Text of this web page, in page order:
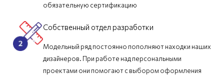
обязательную сертификацию
Собственный отдел разработки
Модельный ряд постоянно пополняют находки наших
дизайнеров. При работе над персональными
проектами они помогают с выбором оформления